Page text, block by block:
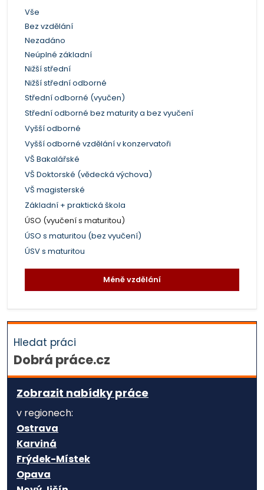
Vše
Bez vzdělání
Nezadáno
Neúplné základní
Nižší střední
Nižší střední odborné
Střední odborné (vyučen)
Střední odborné bez maturity a bez vyučení
Vyšší odborné
Vyšší odborné vzdělání v konzervatoři
VŠ Bakalářské
VŠ Doktorské (vědecká výchova)
VŠ magisterské
Základní + praktická škola
ÚSO (vyučení s maturitou)
ÚSO s maturitou (bez vyučení)
ÚSV s maturitou
Méně vzdělání
Hledat práci
Dobrá práce.cz
Zobrazit nabídky práce
v regionech:
Ostrava
Karviná
Frýdek-Místek
Opava